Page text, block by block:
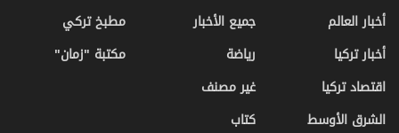
أخبار العالم
أخبار تركيا
اقتصاد تركيا
الشرق الأوسط
جميع الأخبار
رياضة
غير مصنف
كتاب
مطبخ تركي
مكتبة "زمان"